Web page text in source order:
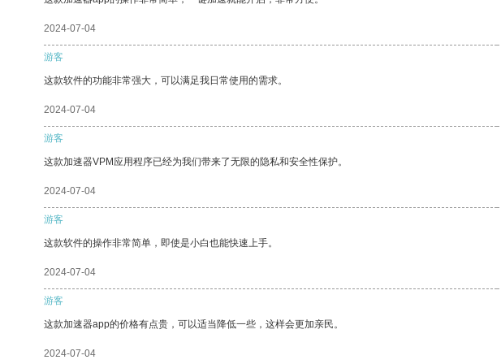
2024-07-04
游客
这款软件的功能非常强大，可以满足我日常使用的需求。
2024-07-04
游客
这款加速器VPM应用程序已经为我们带来了无限的隐私和安全性保护。
2024-07-04
游客
这款软件的操作非常简单，即使是小白也能快速上手。
2024-07-04
游客
这款加速器app的价格有点贵，可以适当降低一些，这样会更加亲民。
2024-07-04